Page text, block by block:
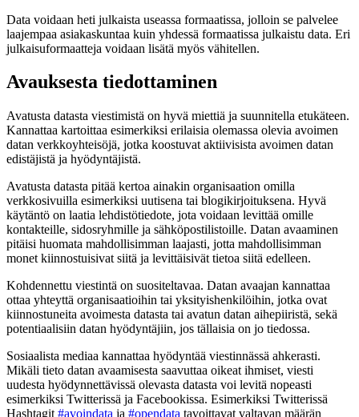
Data voidaan heti julkaista useassa formaatissa, jolloin se palvelee
laajempaa asiakaskuntaa kuin yhdessä formaatissa julkaistu data. Eri
julkaisuformaatteja voidaan lisätä myös vähitellen.
Avauksesta tiedottaminen
Avatusta datasta viestimistä on hyvä miettiä ja suunnitella etukäteen.
Kannattaa kartoittaa esimerkiksi erilaisia olemassa olevia avoimen
datan verkkoyhteisöjä, jotka koostuvat aktiivisista avoimen datan
edistäjistä ja hyödyntäjistä.
Avatusta datasta pitää kertoa ainakin organisaation omilla
verkkosivuilla esimerkiksi uutisena tai blogikirjoituksena. Hyvä
käytäntö on laatia lehdistötiedote, jota voidaan levittää omille
kontakteille, sidosryhmille ja sähköpostilistoille. Datan avaaminen
pitäisi huomata mahdollisimman laajasti, jotta mahdollisimman
monet kiinnostuisivat siitä ja levittäisivät tietoa siitä edelleen.
Kohdennettu viestintä on suositeltavaa. Datan avaajan kannattaa
ottaa yhteyttä organisaatioihin tai yksityishenkilöihin, jotka ovat
kiinnostuneita avoimesta datasta tai avatun datan aihepiiristä, sekä
potentiaalisiin datan hyödyntäjiin, jos tällaisia on jo tiedossa.
Sosiaalista mediaa kannattaa hyödyntää viestinnässä ahkerasti.
Mikäli tieto datan avaamisesta saavuttaa oikeat ihmiset, viesti
uudesta hyödynnettävissä olevasta datasta voi levitä nopeasti
esimerkiksi Twitterissä ja Facebookissa. Esimerkiksi Twitterissä
Hashtagit #avoindata ja #opendata tavoittavat valtavan määrän